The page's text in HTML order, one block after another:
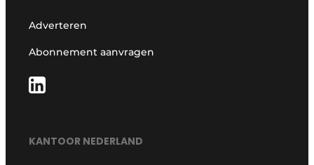
Adverteren
Abonnement aanvragen
KANTOOR NEDERLAND